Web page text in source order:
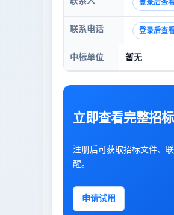
登录后查
联系电话 登录后查
中标单位 暂无
立即查看完整招
注册后可获取招标文件、
醒。
申请试用